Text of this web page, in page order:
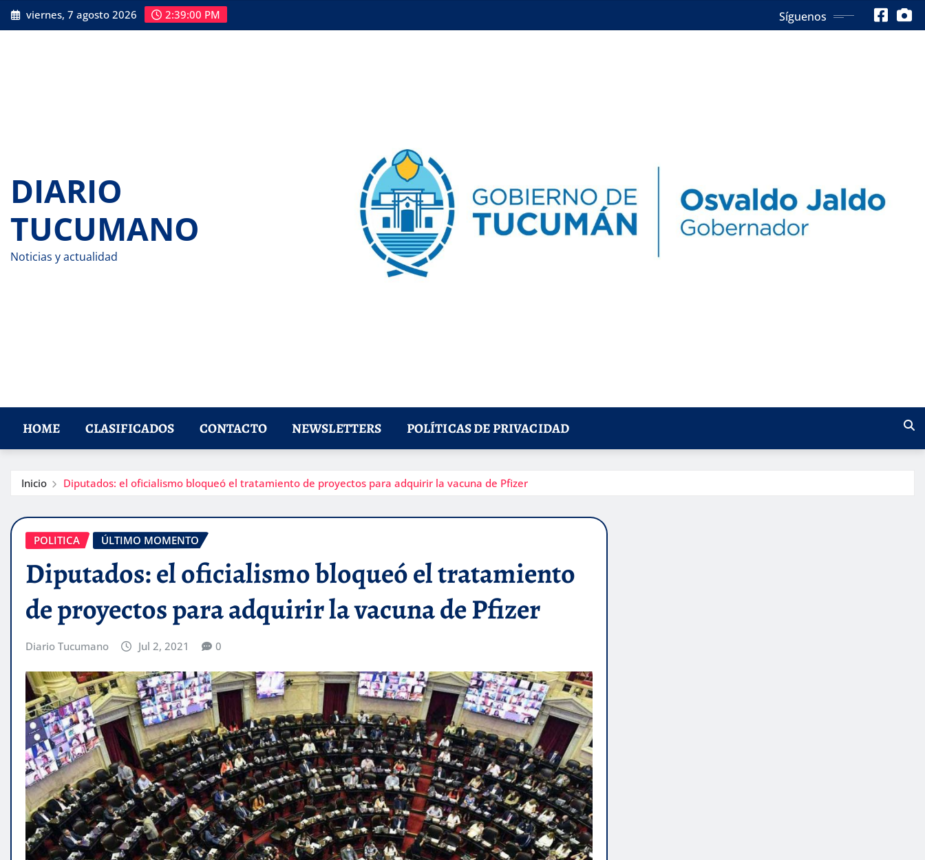
Saltar
al
viernes, 7 agosto 2026 2:39:02 PM Síguenos
DIARIO
TUCUMANO
Noticias y actualidad
HOME CLASIFICADOS CONTACTO NEWSLETTERS POLÍTICAS DE PRIVACIDAD
Inicio Diputados: el oficialismo bloqueó el tratamiento de proyectos para adquirir la vacuna de Pfizer
POLITICA ÚLTIMO MOMENTO
Diputados: el oficialismo bloqueó el tratamiento
de proyectos para adquirir la vacuna de Pfizer
Diario Tucumano Jul 2, 2021 0